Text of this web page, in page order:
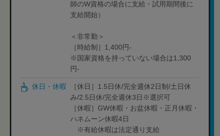
師のW資格の場合に支給・試用期間後に
支給開始）
＜非常勤＞
［時給制］1,400円-
※国家資格を持っていない場合は1,300
円-
休日・休暇
［休日］1.5日休/完全週休2日制/土日休
み/2.5日休/完全週休3日※選択可
［休暇］GW休暇・お盆休暇・正月休暇・
ハネムーン休暇4日
※有給休暇は法定通り支給